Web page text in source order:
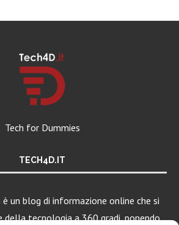
Tech for Dummies
TECH4D.IT
un blog di informazione online che si
tecnologia a 360 gradi, ponendo